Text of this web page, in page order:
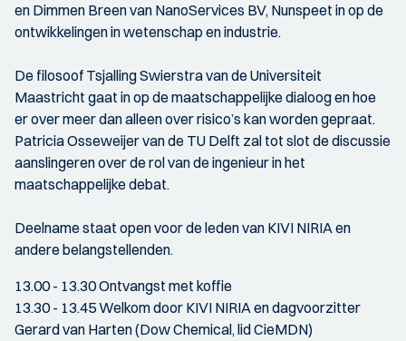
en Dimmen Breen van NanoServices BV, Nunspeet in op de
ontwikkelingen in wetenschap en industrie.
De filosoof Tsjalling Swierstra van de Universiteit
Maastricht gaat in op de maatschappelijke dialoog en hoe
er over meer dan alleen over risico’s kan worden gepraat.
Patricia Osseweijer van de TU Delft zal tot slot de discussie
aanslingeren over de rol van de ingenieur in het
maatschappelijke debat.
Deelname staat open voor de leden van KIVI NIRIA en
andere belangstellenden.
13.00 - 13.30 Ontvangst met koffie
13.30 - 13.45 Welkom door KIVI NIRIA en dagvoorzitter
Gerard van Harten (Dow Chemical, lid CieMDN)